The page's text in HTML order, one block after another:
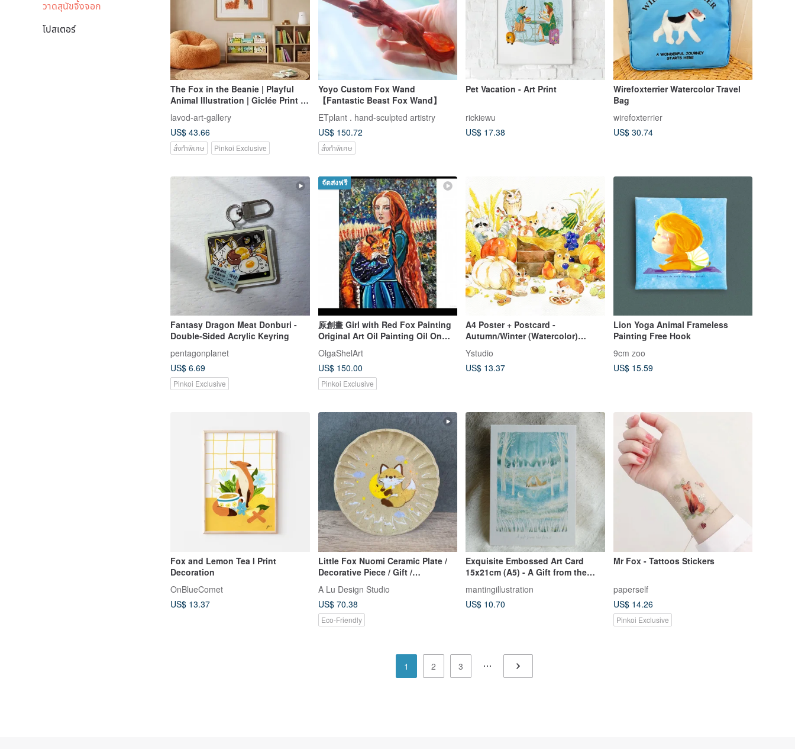
วาดสุนัขจิ้งจอก
โปสเตอร์
The Fox in the Beanie | Playful
Animal Illustration | Giclée Print |
Warm, Comforting Art for
Children's Rooms
lavod-art-gallery
US$ 43.66
สั่งทำพิเศษ Pinkoi Exclusive
Yoyo Custom Fox Wand
【Fantastic Beast Fox Wand】
ETplant . hand-sculpted artistry
US$ 150.72
สั่งทำพิเศษ
Pet Vacation - Art Print
rickiewu
US$ 17.38
Wirefoxterrier Watercolor Travel
Bag
wirefoxterrier
US$ 30.74
Fantasy Dragon Meat Donburi -
Double-Sided Acrylic Keyring
pentagonplanet
US$ 6.69
Pinkoi Exclusive
จัดส่งฟรี
原創畫 Girl with Red Fox Painting
Original Art Oil Painting Oil On
Canvas
OlgaShelArt
US$ 150.00
Pinkoi Exclusive
A4 Poster + Postcard -
Autumn/Winter (Watercolor)
Deer/Raccoon/Fox/Squirrel/Hedge
hog/Rabbit/Owl
Ystudio
US$ 13.37
Lion Yoga Animal Frameless
Painting Free Hook
9cm zoo
US$ 15.59
Fox and Lemon Tea I Print
Decoration
OnBlueComet
US$ 13.37
Little Fox Nuomi Ceramic Plate /
Decorative Piece / Gift /
Original, One of a Kind
A Lu Design Studio
US$ 70.38
Eco-Friendly
Exquisite Embossed Art Card
15x21cm (A5) - A Gift from the
mantingillustration
US$ 10.70
Mr Fox - Tattoos Stickers
paperself
US$ 14.26
Pinkoi Exclusive
1 2 3